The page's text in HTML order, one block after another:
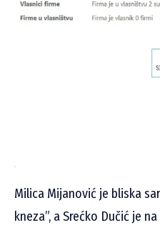
Milica Mijanović je bliska
kneza”, a Srećko Dučić je